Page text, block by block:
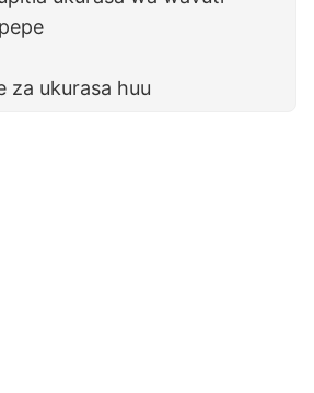
za ukurasa huu